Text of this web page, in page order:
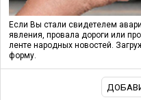
Если Вы стали свидетелем
явления, провала дороги или
ленте народных новостей.
форму.